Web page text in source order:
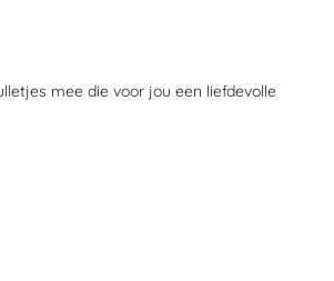
mee die voor jou een liefdevolle